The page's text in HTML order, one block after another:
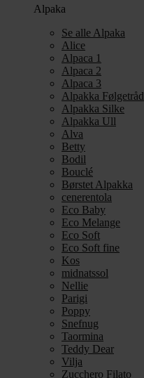
Alpaka
Se alle Alpaka
Alice
Alpaca 1
Alpaca 2
Alpaca 3
Alpakka Følgetråd
Alpakka Silke
Alpakka Ull
Alva
Betty
Bodil
Bouclé
Børstet Alpakka
cenerentola
Eco Baby
Eco Melange
Eco Soft
Eco Soft fine
Kos
midnatssol
Nellie
Parigi
Poppy
Snefnug
Taormina
Teddy Dear
Vilja
Zucchero Filato